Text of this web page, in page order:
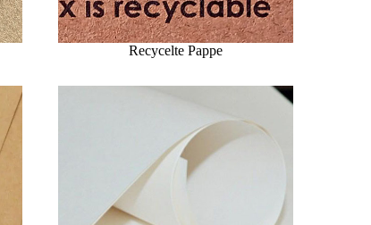
Recycelte Pappe